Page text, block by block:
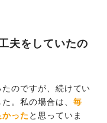
夫をしていたの
のですが、続けてい
。私の場合は、 毎
った と思っていま